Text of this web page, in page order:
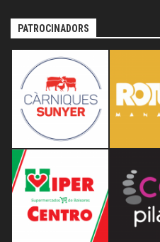
PATROCINADORS